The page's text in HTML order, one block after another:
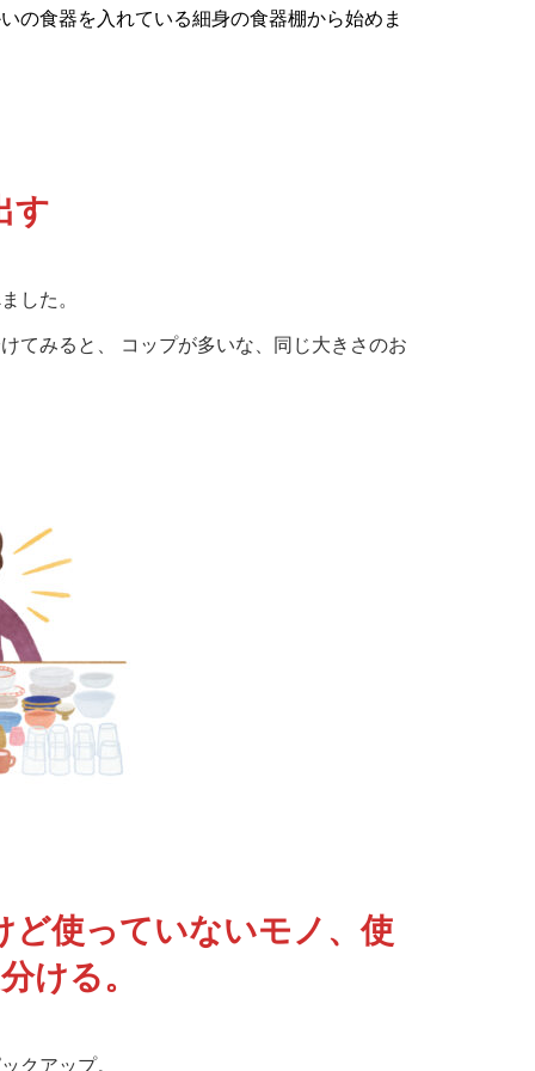
の食器を入れている細身の食器棚から始めま
す
した。
てみると、 コップが多いな、同じ大きさのお
使っていないモノ、使
ける。
クアップ。